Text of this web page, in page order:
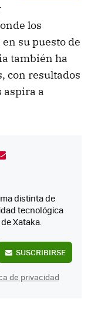
los
su puesto de
también ha
con resultados
aspira a
distinta de
tecnológica
Xataka.
SUSCRIBIRSE
de privacidad